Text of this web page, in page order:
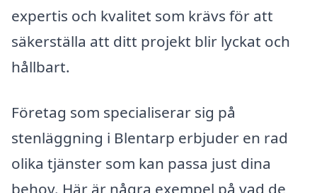
expertis och kvalitet som krävs för att
säkerställa att ditt projekt blir lyckat och
hållbart.
Företag som specialiserar sig på
stenläggning i Blentarp erbjuder en rad
olika tjänster som kan passa just dina
behov. Här är några exempel på vad de